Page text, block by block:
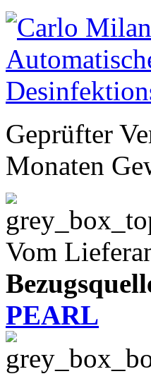
Geprüfter
Monaten
Vom
PEARL